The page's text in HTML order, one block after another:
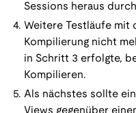
Sessions heraus
Weitere Testläufe mit
Kompilierung nicht
in Schritt 3 erfolgte,
Kompilieren.
Als nächstes sollte
Views gegenüber